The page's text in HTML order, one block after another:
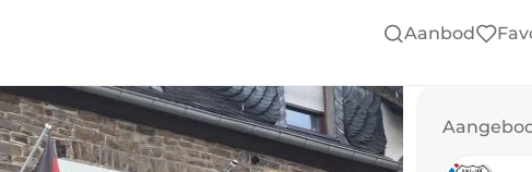
Aanbod